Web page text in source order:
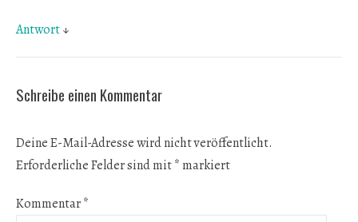
Antwort↓
Schreibe einen Kommentar
Deine E-Mail-Adresse wird nicht veröffentlicht.
Erforderliche Felder sind mit* markiert
Kommentar*